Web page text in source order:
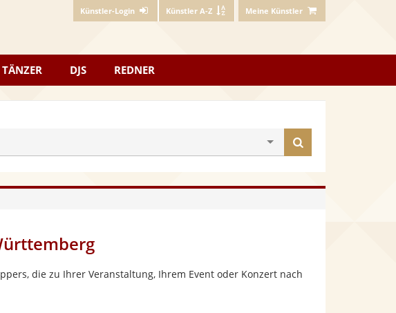
Künstler-Login Künstler A-Z Meine Künstler
TÄNZER DJS REDNER
finden
die zu Ihrer Veranstaltung, Ihrem Event oder Konzert nach